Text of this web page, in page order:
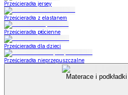
Prześcieradła jersey
Prześcieradła z elastanem
Prześcieradła płócienne
Prześcieradła dla dzieci
Prześcieradła nieprzepuszczalne
Materace i